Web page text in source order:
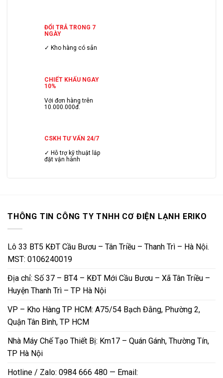
ĐỔI TRẢ TRONG 7
NGÀY
✓ Kho hàng có sẳn
CHIẾT KHẤU NGAY
10%
Với đơn hàng trên
10.000.000đ.
CSKH TƯ VẤN 24/7
✓ Hỗ trợ kỹ thuật lắp
đặt vận hành
THÔNG TIN CÔNG TY TNHH CƠ ĐIỆN LẠNH ERIKO
Lô 33 BT5 KĐT Cầu Bươu – Tân Triều – Thanh Trì – Hà Nội.
MST: 0106240019
Địa chỉ: Số 37 – BT4 – KĐT Mới Cầu Bươu – Xã Tân Triều –
Huyện Thanh Trì – TP Hà Nội
VP – Kho Hàng TP HCM: A75/54 Bạch Đằng, Phường 2,
Quận Tân Bình, TP HCM
Nhà Máy Chế Tạo Thiết Bị: Km17 – Quán Gánh, Thường Tín,
TP Hà Nội
Hotline / Zalo: 0984 666 480 — Email: